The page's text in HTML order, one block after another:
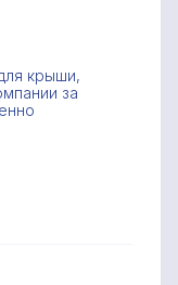
крыши,
за